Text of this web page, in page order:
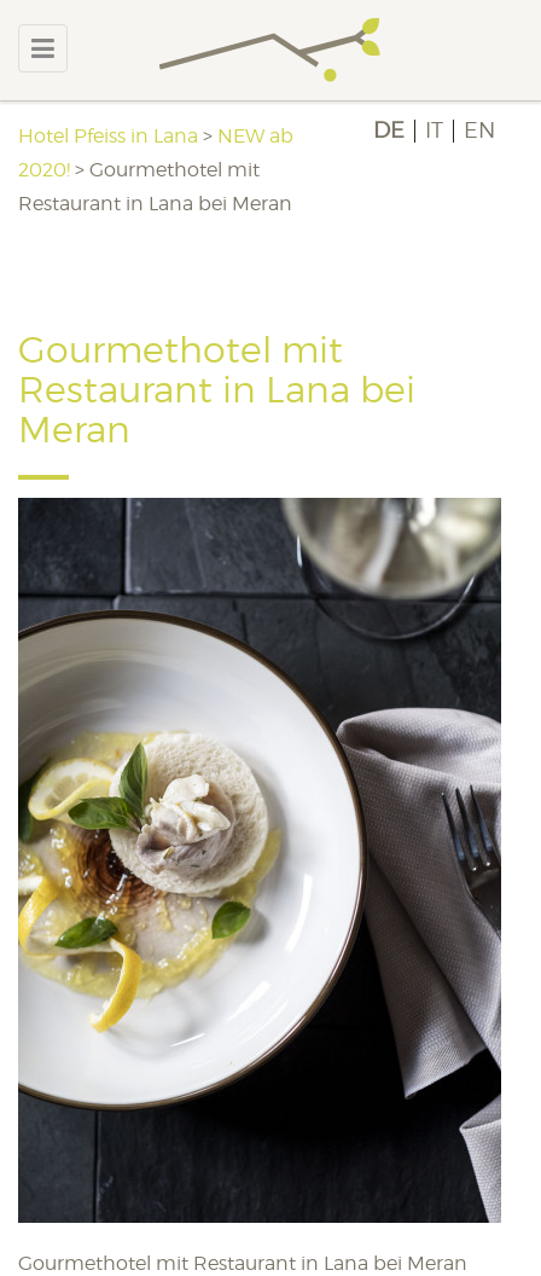
DE IT EN
Hotel Pfeiss in Lana > NEW ab
2020! > Gourmethotel mit
Restaurant in Lana bei Meran
Gourmethotel mit
Restaurant in Lana bei
Meran
Gourmethotel mit Restaurant in Lana bei Meran